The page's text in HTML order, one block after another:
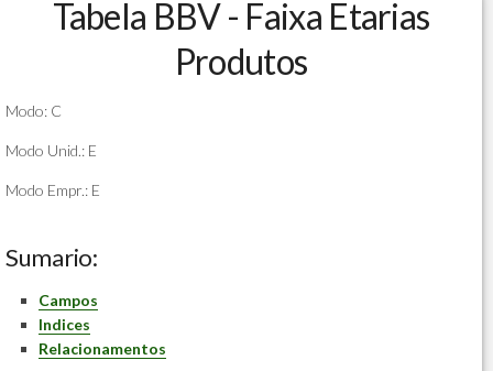
Tabela BBV - Faixa Etarias
Produtos
Modo: C
Modo Unid.: E
Modo Empr.: E
Sumario:
Campos
Indices
Relacionamentos